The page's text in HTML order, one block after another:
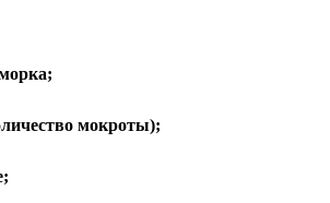
мокроты);